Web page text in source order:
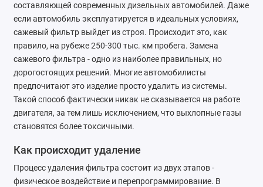
составляющей современных дизельных автомобилей. Даже
если автомобиль эксплуатируется в идеальных условиях,
сажевый фильтр выйдет из строя. Происходит это, как
правило, на рубеже 250-300 тыс. км пробега. Замена
сажевого фильтра - одно из наиболее правильных, но
дорогостоящих решений. Многие автомобилисты
предпочитают это изделие просто удалить из системы.
Такой способ фактически никак не сказывается на работе
двигателя, за тем лишь исключением, что выхлопные газы
становятся более токсичными.
Как происходит удаление
Процесс удаления фильтра состоит из двух этапов -
физическое воздействие и перепрограммирование. В